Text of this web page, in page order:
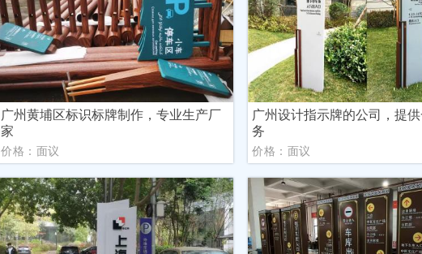
广州黄埔区标识标牌制作，专业生产厂
家
价格：面议
广州设计指示牌的公司，提
务
价格：面议